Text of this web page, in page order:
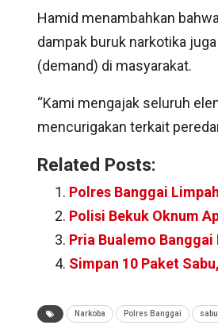
Hamid menambahkan
dampak buruk narkotika
(demand) di masyarakat.
“Kami mengajak seluruh
mencurigakan terkait
Related Posts:
Polres Banggai
Polisi Bekuk Oknum
Pria Bualemo
Simpan 10 Paket
Narkoba Polres Banggai sabu